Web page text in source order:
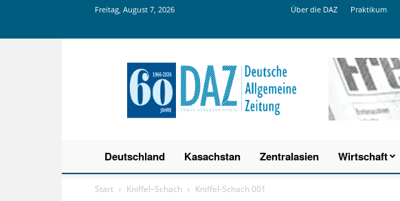
Freitag, August 7, 2026 Über die DAZ Praktikum
Deutsche
Allgemeine
Zeitung
Deutschland Kasachstan Zentralasien Wirtschaft
Start Kniffel–Schach Kniffel-Schach 001